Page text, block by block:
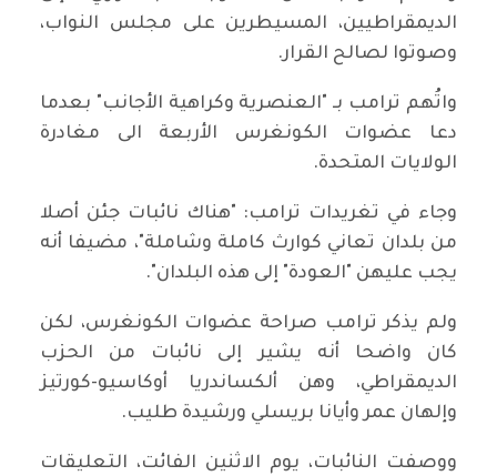
الديمقراطيين، المسيطرين على مجلس النواب،
وصوتوا لصالح القرار.
واتُهم ترامب بـ "العنصرية وكراهية الأجانب" بعدما
دعا عضوات الكونغرس الأربعة الى مغادرة
الولايات المتحدة.
وجاء في تغريدات ترامب: "هناك نائبات جئن أصلا
من بلدان تعاني كوارث كاملة وشاملة"، مضيفا أنه
يجب عليهن "العودة" إلى هذه البلدان".
ولم يذكر ترامب صراحة عضوات الكونغرس، لكن
كان واضحا أنه يشير إلى نائبات من الحزب
الديمقراطي، وهن ألكساندريا أوكاسيو-كورتيز
وإلهان عمر وأيانا بريسلي ورشيدة طليب.
ووصفت النائبات، يوم الاثنين الفائت، التعليقات